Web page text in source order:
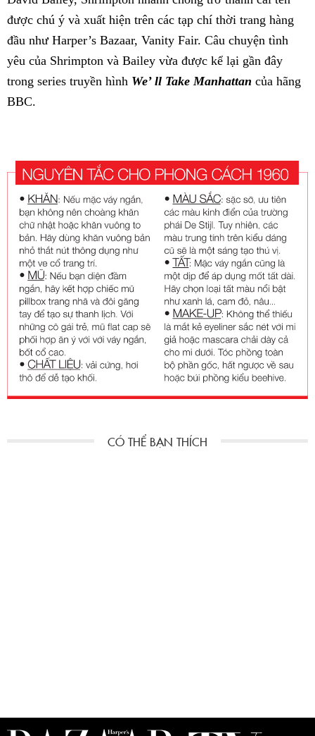
được chú ý và xuất hiện trên các tạp chí thời trang hàng
đầu như Harper’s Bazaar, Vanity Fair. Câu chuyện tình
yêu của Shrimpton và Bailey vừa được kể lại gần đây
trong series truyền hình We’ ll Take Manhattan của hãng
BBC.